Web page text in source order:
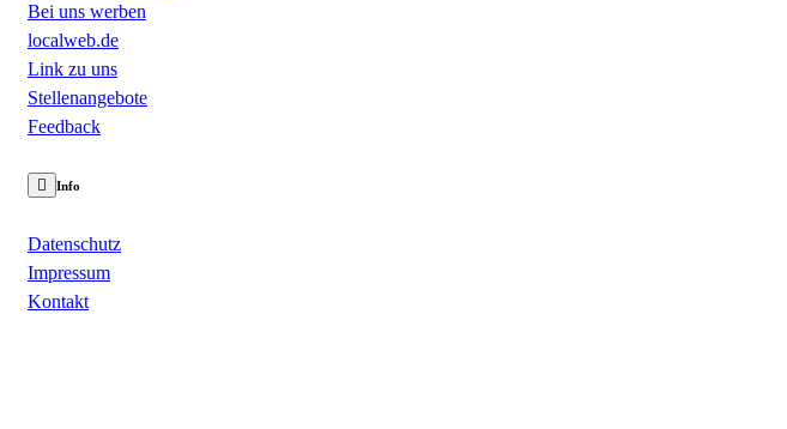
Bei uns werben
localweb.de
Link zu uns
Stellenangebote
Feedback
Info
Datenschutz
Impressum
Kontakt